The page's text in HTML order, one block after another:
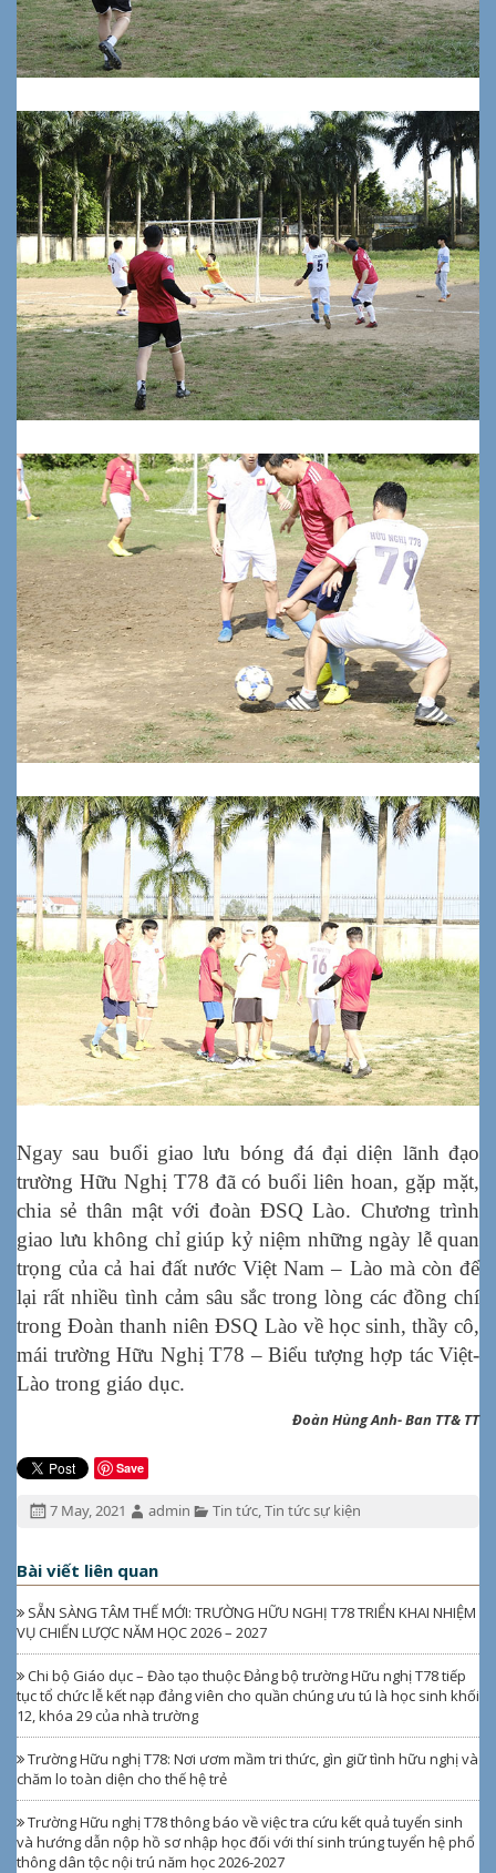
Ngay sau buổi giao lưu bóng đá đại diện lãnh đạo
trường Hữu Nghị T78 đã có buổi liên hoan, gặp mặt,
chia sẻ thân mật với đoàn ĐSQ Lào. Chương trình
giao lưu không chỉ giúp kỷ niệm những ngày lễ quan
trọng của cả hai đất nước Việt Nam – Lào mà còn để
lại rất nhiều tình cảm sâu sắc trong lòng các đồng chí
trong Đoàn thanh niên ĐSQ Lào về học sinh, thầy cô,
mái trường Hữu Nghị T78 – Biểu tượng hợp tác Việt-
Lào trong giáo dục.
Đoàn Hùng Anh- Ban TT& TT
Save
Đăng
7 May, 2021
Tác
admin
Chuyên
Tin tức Tin tức sự kiện
Bài viết liên quan
SẴN SÀNG TÂM THẾ MỚI: TRƯỜNG HỮU NGHỊ T78 TRIỂN KHAI NHIỆM
VỤ CHIẾN LƯỢC NĂM HỌC 2026 – 2027
Chi bộ Giáo dục – Đào tạo thuộc Đảng bộ trường Hữu nghị T78 tiếp
tục tổ chức lễ kết nạp đảng viên cho quần chúng ưu tú là học sinh khối
12, khóa 29 của nhà trường
Trường Hữu nghị T78: Nơi ươm mầm tri thức, gìn giữ tình hữu nghị và
chăm lo toàn diện cho thế hệ trẻ
Trường Hữu nghị T78 thông báo về việc tra cứu kết quả tuyển sinh
và hướng dẫn nộp hồ sơ nhập học đối với thí sinh trúng tuyển hệ phổ
thông dân tộc nội trú năm học 2026-2027